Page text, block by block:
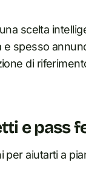
scelta
spesso
di
e pass
per aiutarti a